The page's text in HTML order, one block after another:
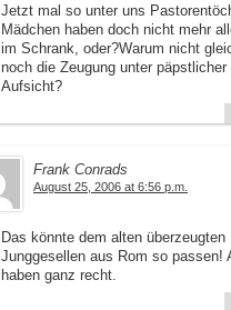
Jetzt mal so unter uns
Mädchen haben doch nicht mehr
im Schrank, oder?Warum nicht
noch die Zeugung unter päpstlicher
Aufsicht?
Frank Conrads
August 25, 2006 at 6:56 p.m.
Das könnte dem alten überzeugten
Junggesellen aus Rom so passen!
haben ganz recht.